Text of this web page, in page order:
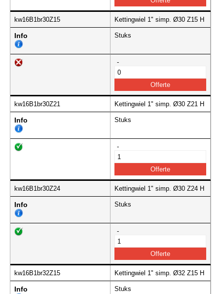
kw16B1br30Z15 Kettingwiel 1" simp. Ø30 Z15 H
Info Stuks
-
kw16B1br30Z21 Kettingwiel 1" simp. Ø30 Z21 H
Info Stuks
-
kw16B1br30Z24 Kettingwiel 1" simp. Ø30 Z24 H
Info Stuks
-
kw16B1br32Z15 Kettingwiel 1" simp. Ø32 Z15 H
Info Stuks